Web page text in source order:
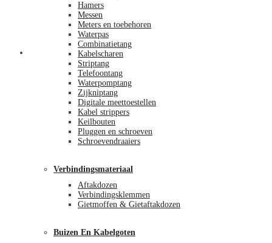
Hamers
Messen
Meters en toebehoren
Waterpas
Combinatietang
Kabelscharen
Striptang
Telefoontang
Waterpomptang
Zijkniptang
Digitale meettoestellen
Kabel strippers
Keilbouten
Pluggen en schroeven
Schroevendraaiers
Verbindingsmateriaal
Aftakdozen
Verbindingsklemmen
Gietmoffen & Gietaftakdozen
Buizen En Kabelgoten